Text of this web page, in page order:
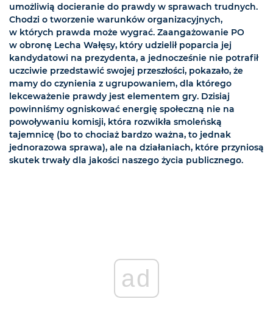
umożliwią docieranie do prawdy w sprawach trudnych.
Chodzi o tworzenie warunków organizacyjnych,
w których prawda może wygrać. Zaangażowanie PO
w obronę Lecha Wałęsy, który udzielił poparcia jej
kandydatowi na prezydenta, a jednocześnie nie potrafił
uczciwie przedstawić swojej przeszłości, pokazało, że
mamy do czynienia z ugrupowaniem, dla którego
lekceważenie prawdy jest elementem gry. Dzisiaj
powinniśmy ogniskować energię społeczną nie na
powoływaniu komisji, która rozwikła smoleńską
tajemnicę (bo to chociaż bardzo ważna, to jednak
jednorazowa sprawa), ale na działaniach, które przyniosą
skutek trwały dla jakości naszego życia publicznego.
ad